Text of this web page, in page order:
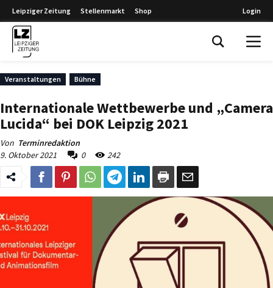
Leipziger Zeitung Stellenmarkt Shop Login
Veranstaltungen Bühne
Internationale Wettbewerbe und „Camera
Lucida“ bei DOK Leipzig 2021
Von Terminredaktion
9. Oktober 2021
0 242